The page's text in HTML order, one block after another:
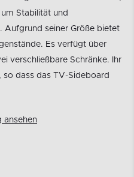
Stabilität und
Aufgrund seiner Größe bietet
Es verfügt über
verschließbare Schränke. Ihr
dass das TV-Sideboard
ansehen